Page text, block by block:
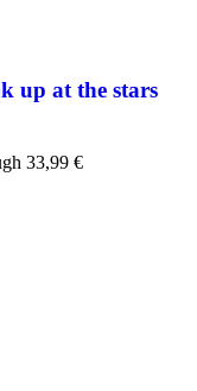
up at the stars
33,99 €